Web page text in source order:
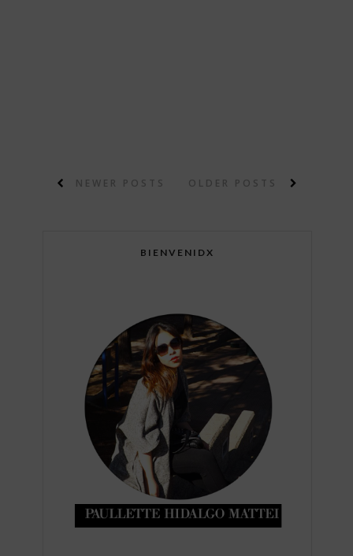
NEWER POSTS OLDER POSTS
BIENVENIDX